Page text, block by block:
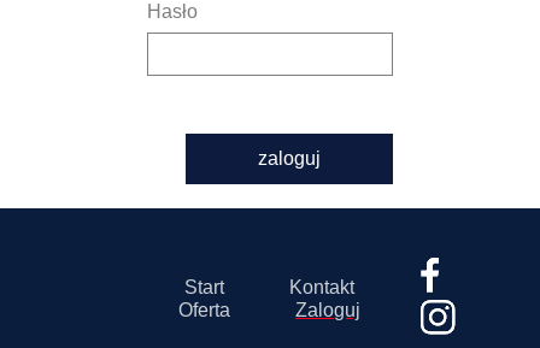
Hasło
zaloguj
Start
Kontakt
Oferta
Zaloguj